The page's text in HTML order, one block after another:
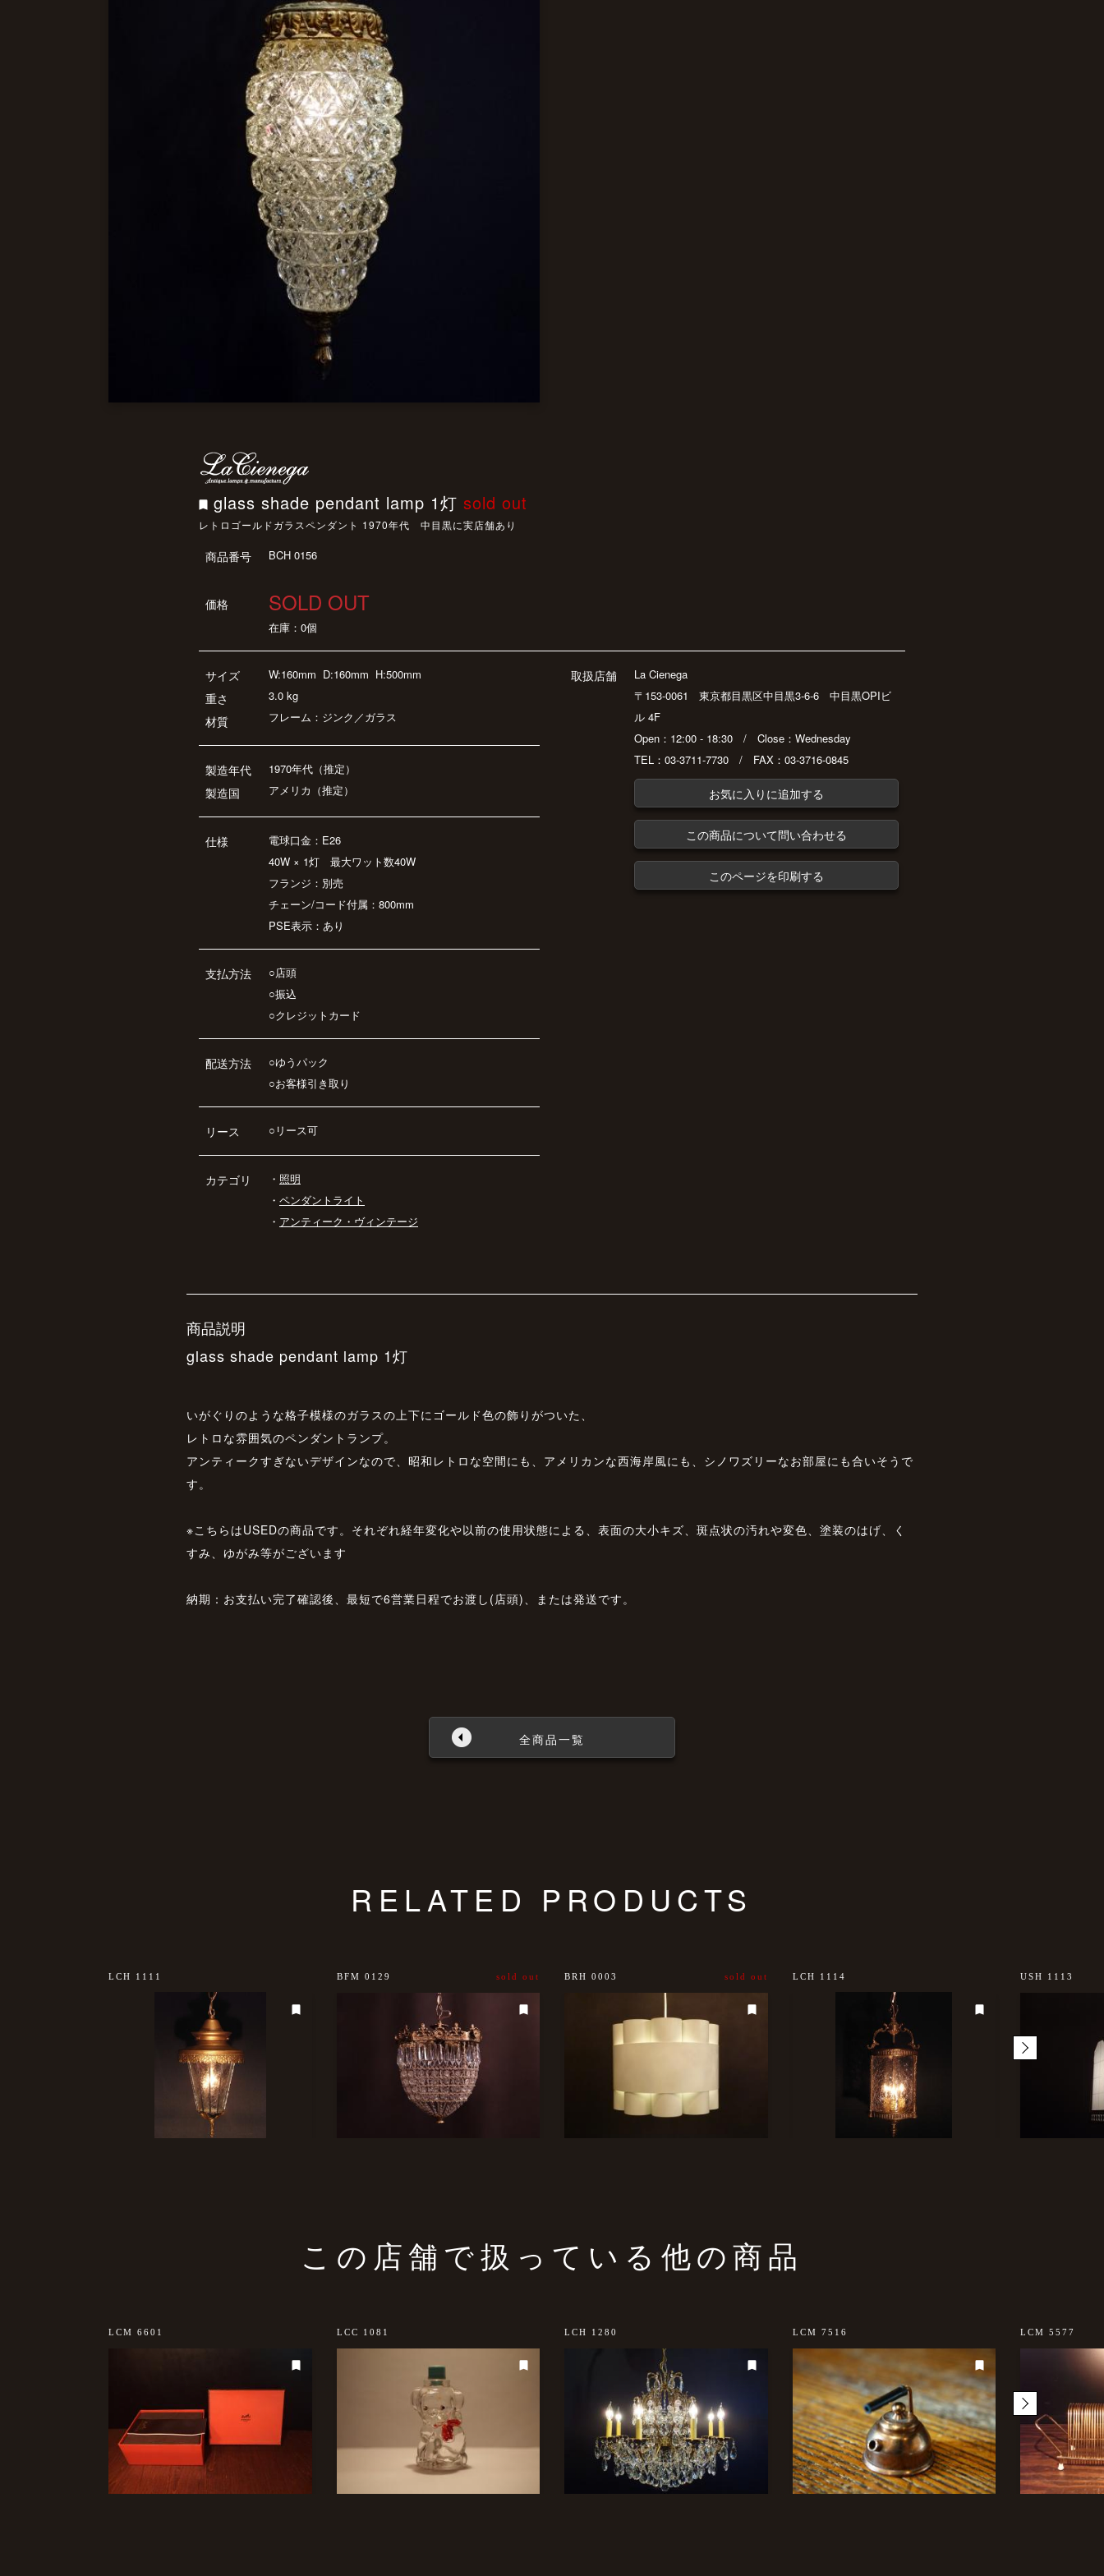
glass shade pendant lamp 1灯 sold out
レトロゴールドガラスペンダント 1970年代 中目黒に実店舗あり
商品番号 BCH 0156
価格 SOLD OUT
在庫：0個
サイズ
重さ
材質
W:160mm D:160mm H:500mm
3.0 kg
フレーム：ジンク／ガラス
製造年代
製造国
1970年代（推定）
アメリカ（推定）
仕様
電球口金：E26
40W × 1灯 最大ワット数40W
フランジ：別売
チェーン/コード付属：800mm
PSE表示：あり
支払方法
○店頭
○振込
○クレジットカード
配送方法
○ゆうパック
○お客様引き取り
リース ○リース可
カテゴリ ・ 照明
・ ペンダントライト
・ アンティーク・ヴィンテージ
取扱店舗
La Cienega
〒153-0061 東京都目黒区中目黒3-6-6 中目黒OPIビ
ル 4F
Open：12:00 - 18:30 / Close：Wednesday
TEL：03-3711-7730 / FAX：03-3716-0845
お気に入りに追加する
この商品について問い合わせる
このページを印刷する
商品説明
glass shade pendant lamp 1灯
いがぐりのような格子模様のガラスの上下にゴールド色の飾りがついた、
レトロな雰囲気のペンダントランプ。
アンティークすぎないデザインなので、昭和レトロな空間にも、アメリカンな西海岸風にも、シノワズリーなお部屋にも合いそうで
す。
※こちらはUSEDの商品です。それぞれ経年変化や以前の使用状態による、表面の大小キズ、斑点状の汚れや変色、塗装のはげ、く
すみ、ゆがみ等がございます
納期：お支払い完了確認後、最短で6営業日程でお渡し(店頭)、または発送です。
全商品一覧
RELATED PRODUCTS
LCH 1111 BFM 0129 sold out BRH 0003 sold out LCH 1114 USH 1113
この店舗で扱っている他の商品
LCM 6601 LCC 1081 LCH 1280 LCM 7516 LCM 5577